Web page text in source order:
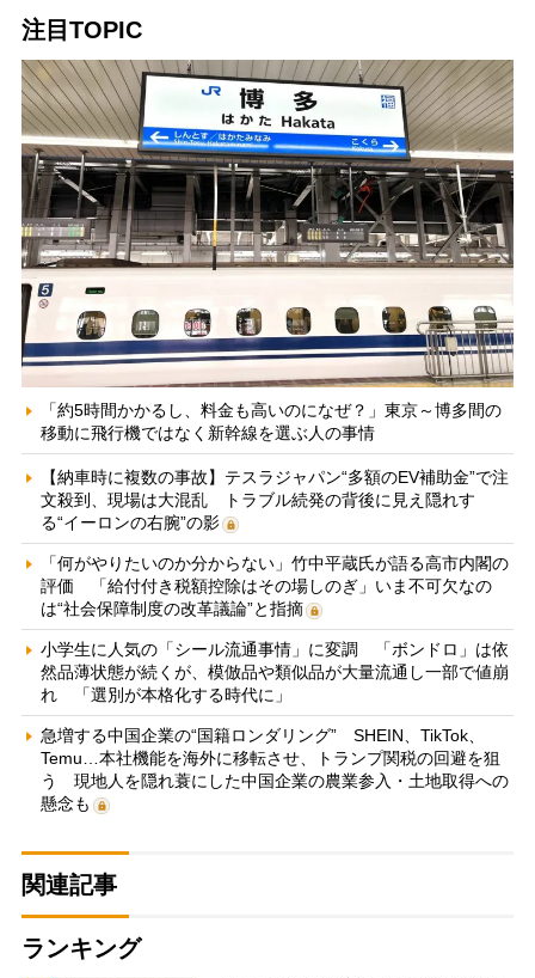
注目TOPIC
「約5時間かかるし、料金も高いのになぜ？」東京～博多間の
移動に飛行機ではなく新幹線を選ぶ人の事情
【納車時に複数の事故】テスラジャパン“多額のEV補助金”で注
文殺到、現場は大混乱 トラブル続発の背後に見え隠れす
る“イーロンの右腕”の影
「何がやりたいのか分からない」竹中平蔵氏が語る高市内閣の
評価 「給付付き税額控除はその場しのぎ」いま不可欠なの
は“社会保障制度の改革議論”と指摘
小学生に人気の「シール流通事情」に変調 「ボンドロ」は依
然品薄状態が続くが、模倣品や類似品が大量流通し一部で値崩
れ 「選別が本格化する時代に」
急増する中国企業の“国籍ロンダリング” SHEIN、TikTok、
Temu…本社機能を海外に移転させ、トランプ関税の回避を狙
う 現地人を隠れ蓑にした中国企業の農業参入・土地取得への
懸念も
関連記事
ランキング